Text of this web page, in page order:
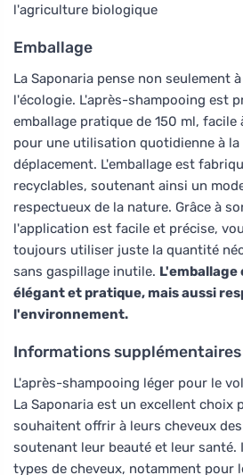
l'agriculture biologique
Emballage
La Saponaria pense non seulement
l'écologie. L'après-shampooing est
emballage pratique de 150 ml,
pour une utilisation quotidienne à la
déplacement. L'emballage est
recyclables, soutenant ainsi un
respectueux de la nature. Grâce à
l'application est facile et précise,
toujours utiliser juste la quantité
sans gaspillage inutile.
élégant et pratique, mais aussi
l'environnement.
Informations supplémentaires
L'après-shampooing léger pour le
La Saponaria est un excellent choix
souhaitent offrir à leurs cheveux
soutenant leur beauté et leur santé.
types de cheveux, notamment pour